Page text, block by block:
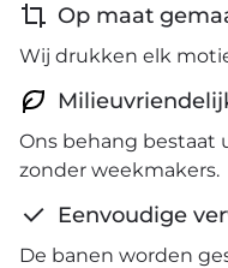
Op maat
Wij drukken elk
Ons behang bestaat
zonder weekmakers.
Eenvoudige
De banen worden